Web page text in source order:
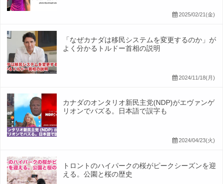
2025/02/21(金)
「なぜカナダは移民システムを変更するのか」が
よく分かるトルドー首相の説明
2024/11/18(月)
カナダのオンタリオ新民主党(NDP)がエヴァンゲ
リオンでバズる。日本語で誤字も
2024/04/23(火)
トロントのハイパークの桜がピークシーズンを迎
える。公園と桜の歴史